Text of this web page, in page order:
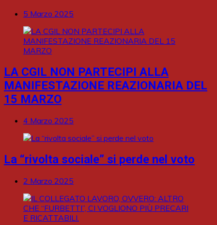
5 Marzo 2025
LA CGIL NON PARTECIPI ALLA
MANIFESTAZIONE REAZIONARIA DEL
15 MARZO
4 Marzo 2025
La “rivolta sociale” si perde nel voto
2 Marzo 2025